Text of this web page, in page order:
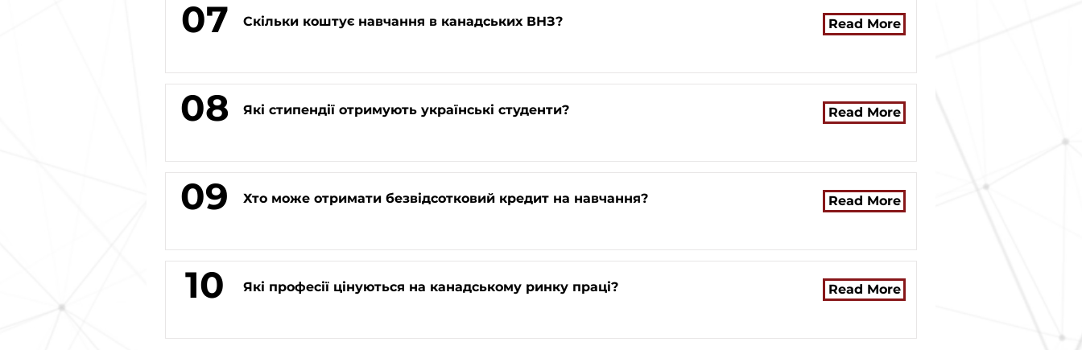
07 Скільки коштує навчання в канадських ВНЗ? Read More
08 Які стипендії отримують українські студенти? Read More
09 Хто може отримати безвідсотковий кредит на навчання? Read More
10 Які професії цінуються на канадському ринку праці? Read More